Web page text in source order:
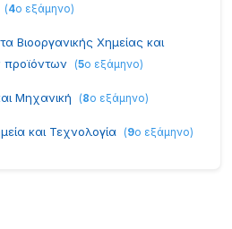
(4ο εξάμηνο)
Βιοοργανικής Χημείας και
προϊόντων
(5ο εξάμηνο)
Μηχανική (8ο εξάμηνο)
και Τεχνολογία (9ο εξάμηνο)